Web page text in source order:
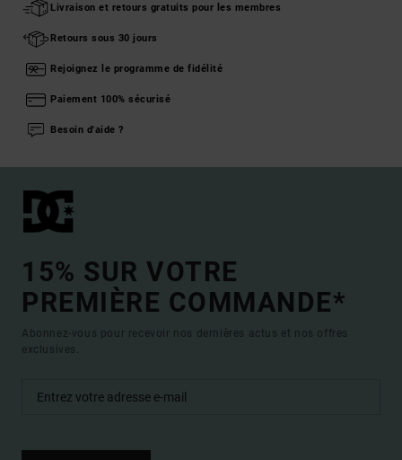
Livraison et retours gratuits pour les membres
Retours sous 30 jours
Rejoignez le programme de fidélité
Paiement 100% sécurisé
Besoin d'aide ?
15% SUR VOTRE
PREMIÈRE COMMANDE*
Abonnez-vous pour recevoir nos dernières actus et nos offres
exclusives.